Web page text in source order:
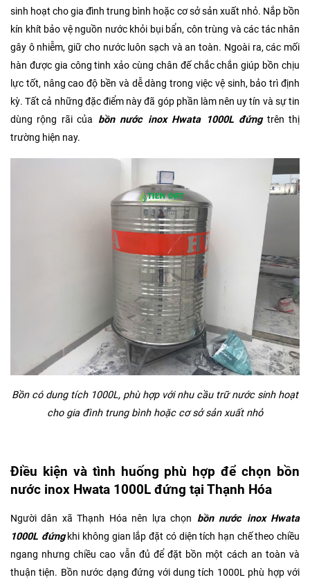
sinh hoạt cho gia đình trung bình hoặc cơ sở sản xuất nhỏ. Nắp bồn
kín khít bảo vệ nguồn nước khỏi bụi bẩn, côn trùng và các tác nhân
gây ô nhiễm, giữ cho nước luôn sạch và an toàn. Ngoài ra, các mối
hàn được gia công tinh xảo cùng chân đế chắc chắn giúp bồn chịu
lực tốt, nâng cao độ bền và dễ dàng trong việc vệ sinh, bảo trì định
kỳ. Tất cả những đặc điểm này đã góp phần làm nên uy tín và sự tin
dùng rộng rãi của bồn nước inox Hwata 1000L đứngtrên thị
trường hiện nay.
Bồn có dung tích 1000L, phù hợp với nhu cầu trữ nước sinh hoạt
cho gia đình trung bình hoặc cơ sở sản xuất nhỏ
Điều kiện và tình huống phù hợp để chọn bồn
nước inox Hwata 1000L đứng tại Thạnh Hóa
Người dân xã Thạnh Hóa nên lựa chọn bồn nước inox Hwata
1000L đứngkhi không gian lắp đặt có diện tích hạn chế theo chiều
ngang nhưng chiều cao vẫn đủ để đặt bồn một cách an toàn và
thuận tiện. Bồn nước dạng đứng với dung tích 1000L phù hợp với